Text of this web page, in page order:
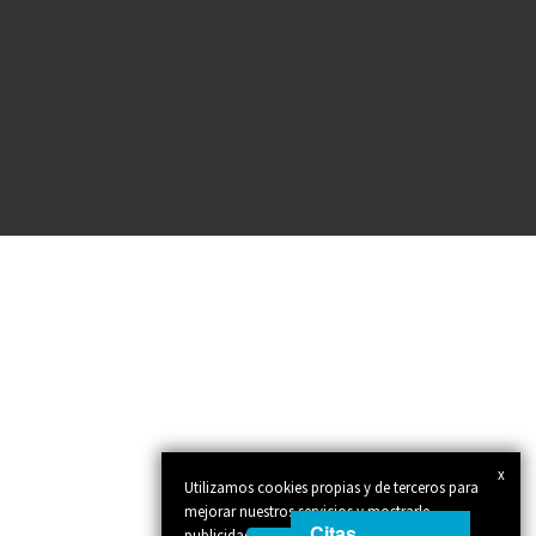
x
Utilizamos cookies propias y de terceros para
mejorar nuestros servicios y mostrarle